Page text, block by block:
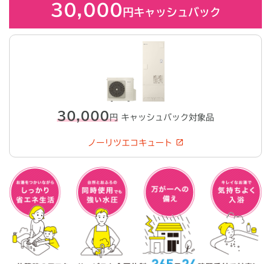
30,000 円キャッシュバック
30,000円 キャッシュバック対象品
ノーリツエコキュート